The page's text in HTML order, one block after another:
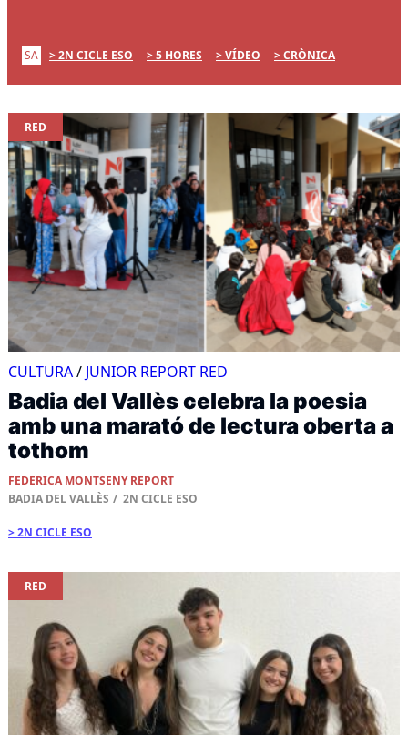
SA 2N CICLE ESO 5 HORES VÍDEO CRÒNICA
RED
CULTURA/ JUNIOR REPORT RED
Badia del Vallès celebra la poesia
amb una marató de lectura oberta a
tothom
FEDERICA MONTSENY REPORT
BADIA DEL VALLÈS
2N CICLE ESO
2N CICLE ESO
RED